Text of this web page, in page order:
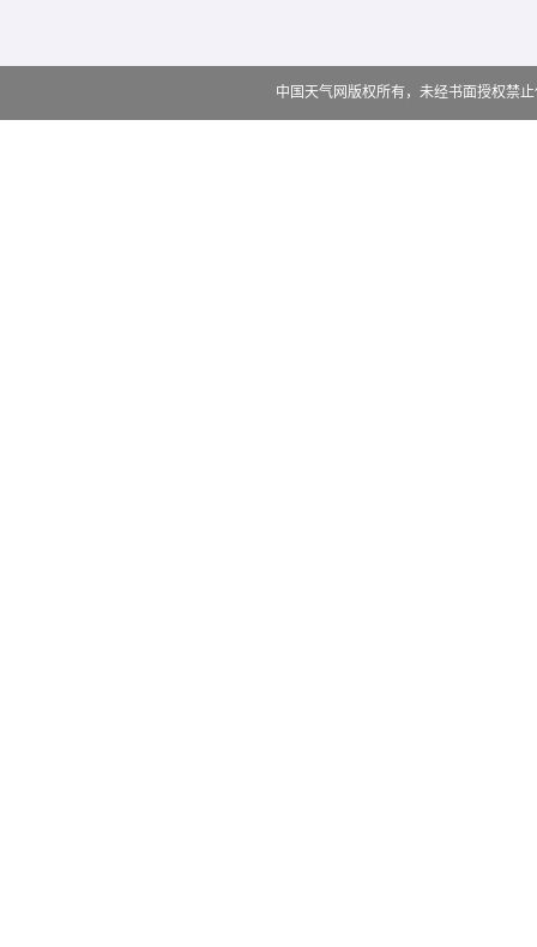
中国天气网版权所有，未经书面授权